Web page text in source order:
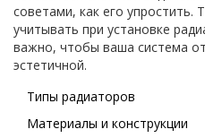
советами, как его
учитывать при установке
важно, чтобы ваша система
эстетичной.
Типы радиаторов
Материалы и конструкции